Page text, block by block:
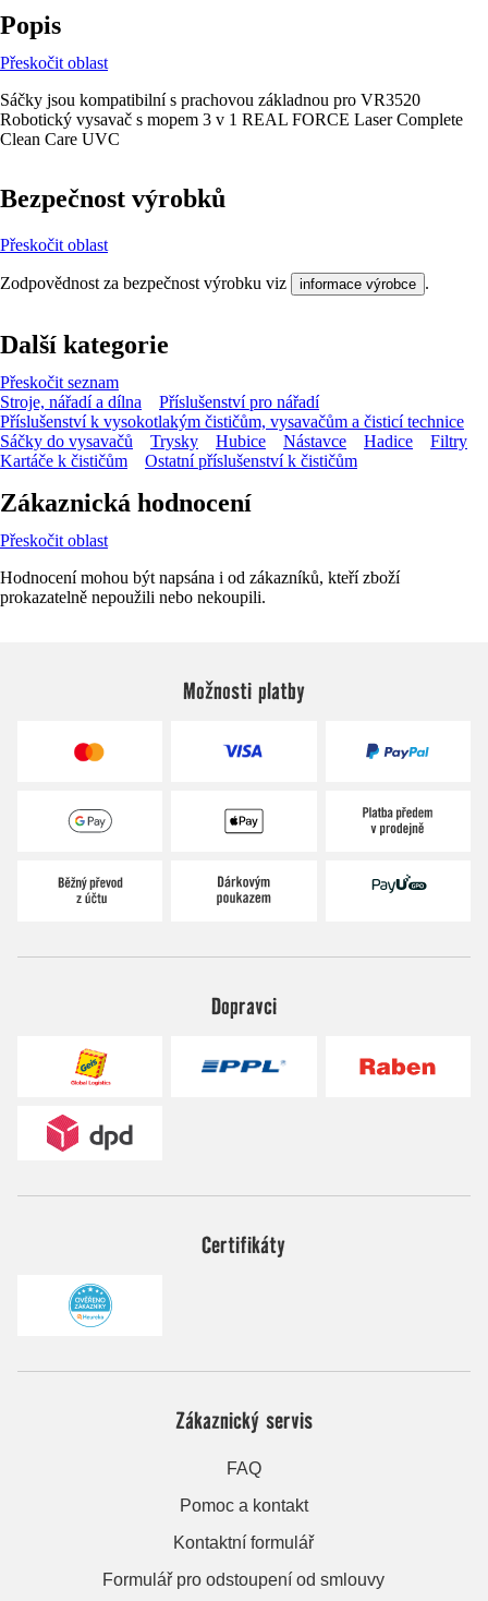
Popis
Přeskočit oblast
Sáčky jsou kompatibilní s prachovou základnou pro VR3520
Robotický vysavač s mopem 3 v 1 REAL FORCE Laser Complete
Clean Care UVC
Bezpečnost výrobků
Přeskočit oblast
Zodpovědnost za bezpečnost výrobku viz informace výrobce .
Další kategorie
Přeskočit seznam
Stroje, nářadí a dílna
Příslušenství pro nářadí
Příslušenství k vysokotlakým čističům, vysavačům a čisticí technice
Sáčky do vysavačů
Trysky Hubice Nástavce Hadice
Filtry
Kartáče k čističům
Ostatní příslušenství k čističům
Zákaznická hodnocení
Přeskočit oblast
Hodnocení mohou být napsána i od zákazníků, kteří zboží
prokazatelně nepoužili nebo nekoupili.
Možnosti platby
Dopravci
Certifikáty
Zákaznický servis
FAQ
Pomoc a kontakt
Kontaktní formulář
Formulář pro odstoupení od smlouvy